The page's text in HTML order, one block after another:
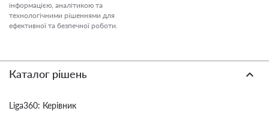
інформацією, аналітикою та
технологічними рішеннями для
ефективної та безпечної роботи.
Каталог рішень
Liga360: Керівник